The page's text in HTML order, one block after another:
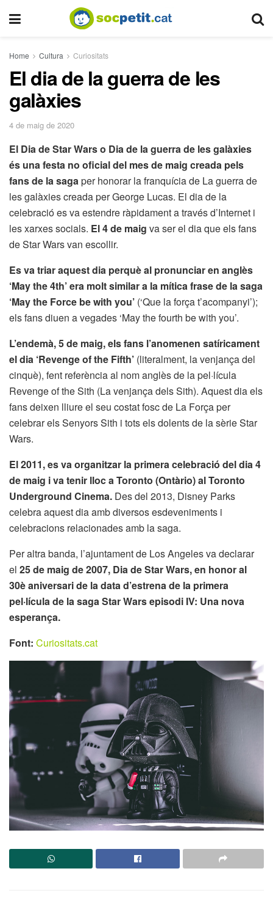
Home Cultura Curiositats
El dia de la guerra de les
galàxies
4 de maig de 2020
El Dia de Star Wars o Dia de la guerra de les galàxies
és una festa no oficial del mes de maig creada pels
fans de la sagaper honorar la franquícia de La guerra de
les galàxies creada per George Lucas. El dia de la
celebració es va estendre ràpidament a través d’Internet i
les xarxes socials. El 4 de maig va ser el dia que els fans
de Star Wars van escollir.
Es va triar aquest dia perquè al pronunciar en anglès
‘May the 4th’ era molt similar a la mítica frase de la saga
‘May the Force be with you’ (‘Que la força t’acompanyi’);
els fans diuen a vegades ‘May the fourth be with you’.
L’endemà, 5 de maig, els fans l’anomenen satíricament
el dia ‘Revenge of the Fifth’ (literalment, la venjança del
cinquè), fent referència al nom anglès de la pel·lícula
Revenge of the Sith (La venjança dels Sith). Aquest dia els
fans deixen lliure el seu costat fosc de La Força per
celebrar els Senyors Sith i tots els dolents de la sèrie Star
Wars.
El 2011, es va organitzar la primera celebració del dia 4
de maig i va tenir lloc a Toronto (Ontàrio) al Toronto
Underground Cinema. Des del 2013, Disney Parks
celebra aquest dia amb diversos esdeveniments i
celebracions relacionades amb la saga.
Per altra banda, l’ajuntament de Los Angeles va declarar
el 25 de maig de 2007, Dia de Star Wars, en honor al
30è aniversari de la data d’estrena de la primera
pel·lícula de la saga Star Wars episodi IV: Una nova
esperança.
Font: Curiositats.cat